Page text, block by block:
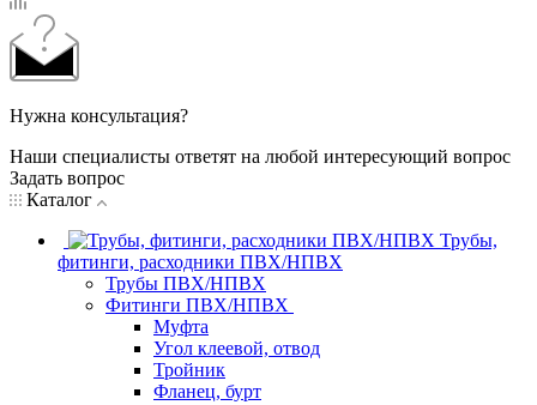
Нужна консультация?
Наши специалисты ответят на любой интересующий вопрос
Задать вопрос
Каталог
Трубы,
фитинги, расходники ПВХ/НПВХ
Трубы ПВХ/НПВХ
Фитинги ПВХ/НПВХ
Муфта
Угол клеевой, отвод
Тройник
Фланец, бурт